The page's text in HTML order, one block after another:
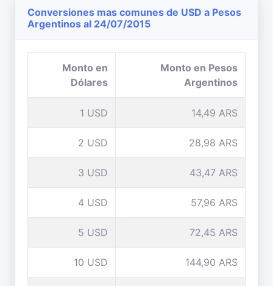
Conversiones mas comunes de USD a Pesos
Argentinos al 24/07/2015
Monto en
Dólares
Monto en Pesos
Argentinos
1 USD 14,49 ARS
2 USD 28,98 ARS
3 USD 43,47 ARS
4 USD 57,96 ARS
5 USD 72,45 ARS
10 USD 144,90 ARS